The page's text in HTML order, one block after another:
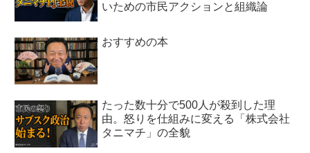
いための市民アクションと組織論
おすすめの本
たった数十分で500人が殺到した理
由。怒りを仕組みに変える「株式会社
タニマチ」の全貌